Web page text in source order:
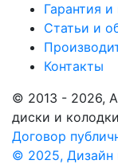
Гарантия и
Статьи и
Контакты
© 2013 - 2026,
диски и колодки
Договор
© 2025, Дизайн